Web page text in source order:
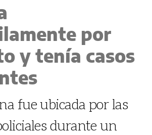
por
y tenía casos
fue ubicada por las
durante un